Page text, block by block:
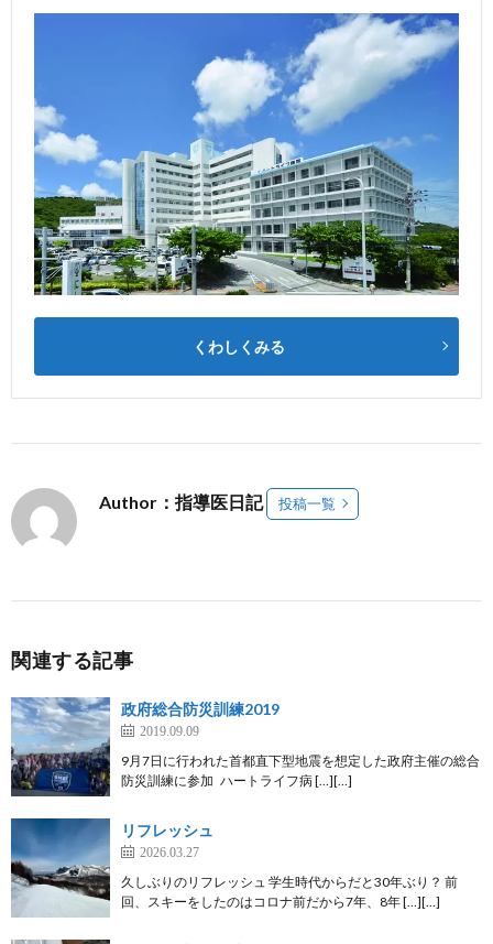
くわしくみる
Author：指導医日記 投稿一覧
関連する記事
政府総合防災訓練2019
2019.09.09
9月7日に行われた首都直下型地震を想定した政府主催の総合
防災訓練に参加 ハートライフ病 […][…]
リフレッシュ
2026.03.27
久しぶりのリフレッシュ 学生時代からだと30年ぶり？ 前
回、スキーをしたのはコロナ前だから7年、8年 […][…]